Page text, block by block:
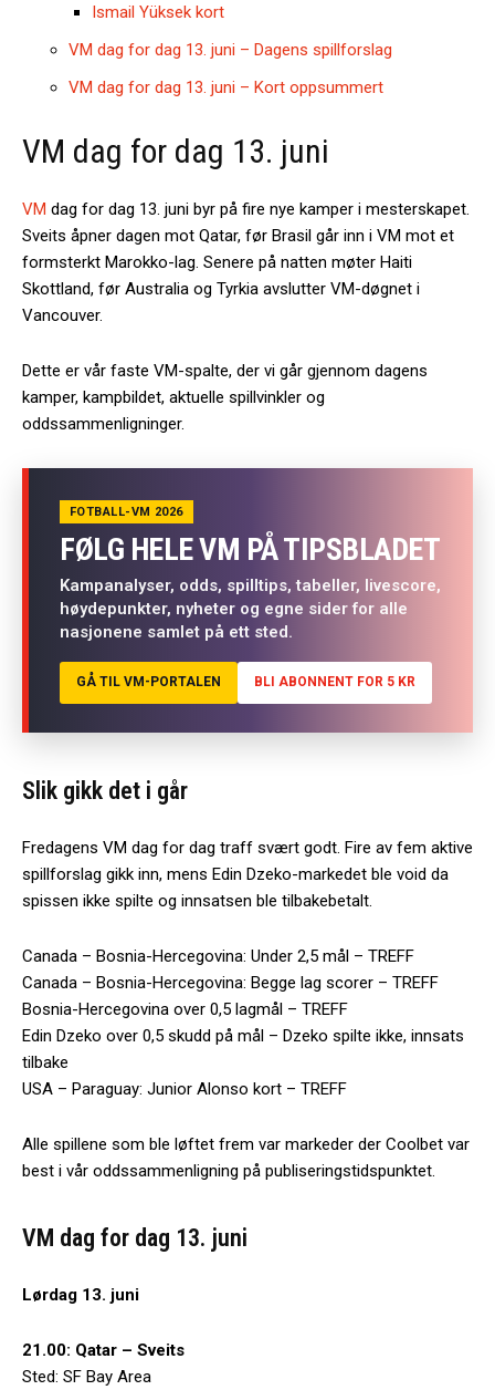
Ismail Yüksek kort
VM dag for dag 13. juni – Dagens spillforslag
VM dag for dag 13. juni – Kort oppsummert
VM dag for dag 13. juni
VM dag for dag 13. juni byr på fire nye kamper i mesterskapet.
Sveits åpner dagen mot Qatar, før Brasil går inn i VM mot et
formsterkt Marokko-lag. Senere på natten møter Haiti
Skottland, før Australia og Tyrkia avslutter VM-døgnet i
Vancouver.
Dette er vår faste VM-spalte, der vi går gjennom dagens
kamper, kampbildet, aktuelle spillvinkler og
oddssammenligninger.
FOTBALL-VM 2026
FØLG HELE VM PÅ TIPSBLADET
Kampanalyser, odds, spilltips, tabeller, livescore,
høydepunkter, nyheter og egne sider for alle
nasjonene samlet på ett sted.
GÅ TIL VM-PORTALEN BLI ABONNENT FOR 5 KR
Slik gikk det i går
Fredagens VM dag for dag traff svært godt. Fire av fem aktive
spillforslag gikk inn, mens Edin Dzeko-markedet ble void da
spissen ikke spilte og innsatsen ble tilbakebetalt.
Canada – Bosnia-Hercegovina: Under 2,5 mål – TREFF
Canada – Bosnia-Hercegovina: Begge lag scorer – TREFF
Bosnia-Hercegovina over 0,5 lagmål – TREFF
Edin Dzeko over 0,5 skudd på mål – Dzeko spilte ikke, innsats
tilbake
USA – Paraguay: Junior Alonso kort – TREFF
Alle spillene som ble løftet frem var markeder der Coolbet var
best i vår oddssammenligning på publiseringstidspunktet.
VM dag for dag 13. juni
Lørdag 13. juni
21.00: Qatar – Sveits
Sted: SF Bay Area